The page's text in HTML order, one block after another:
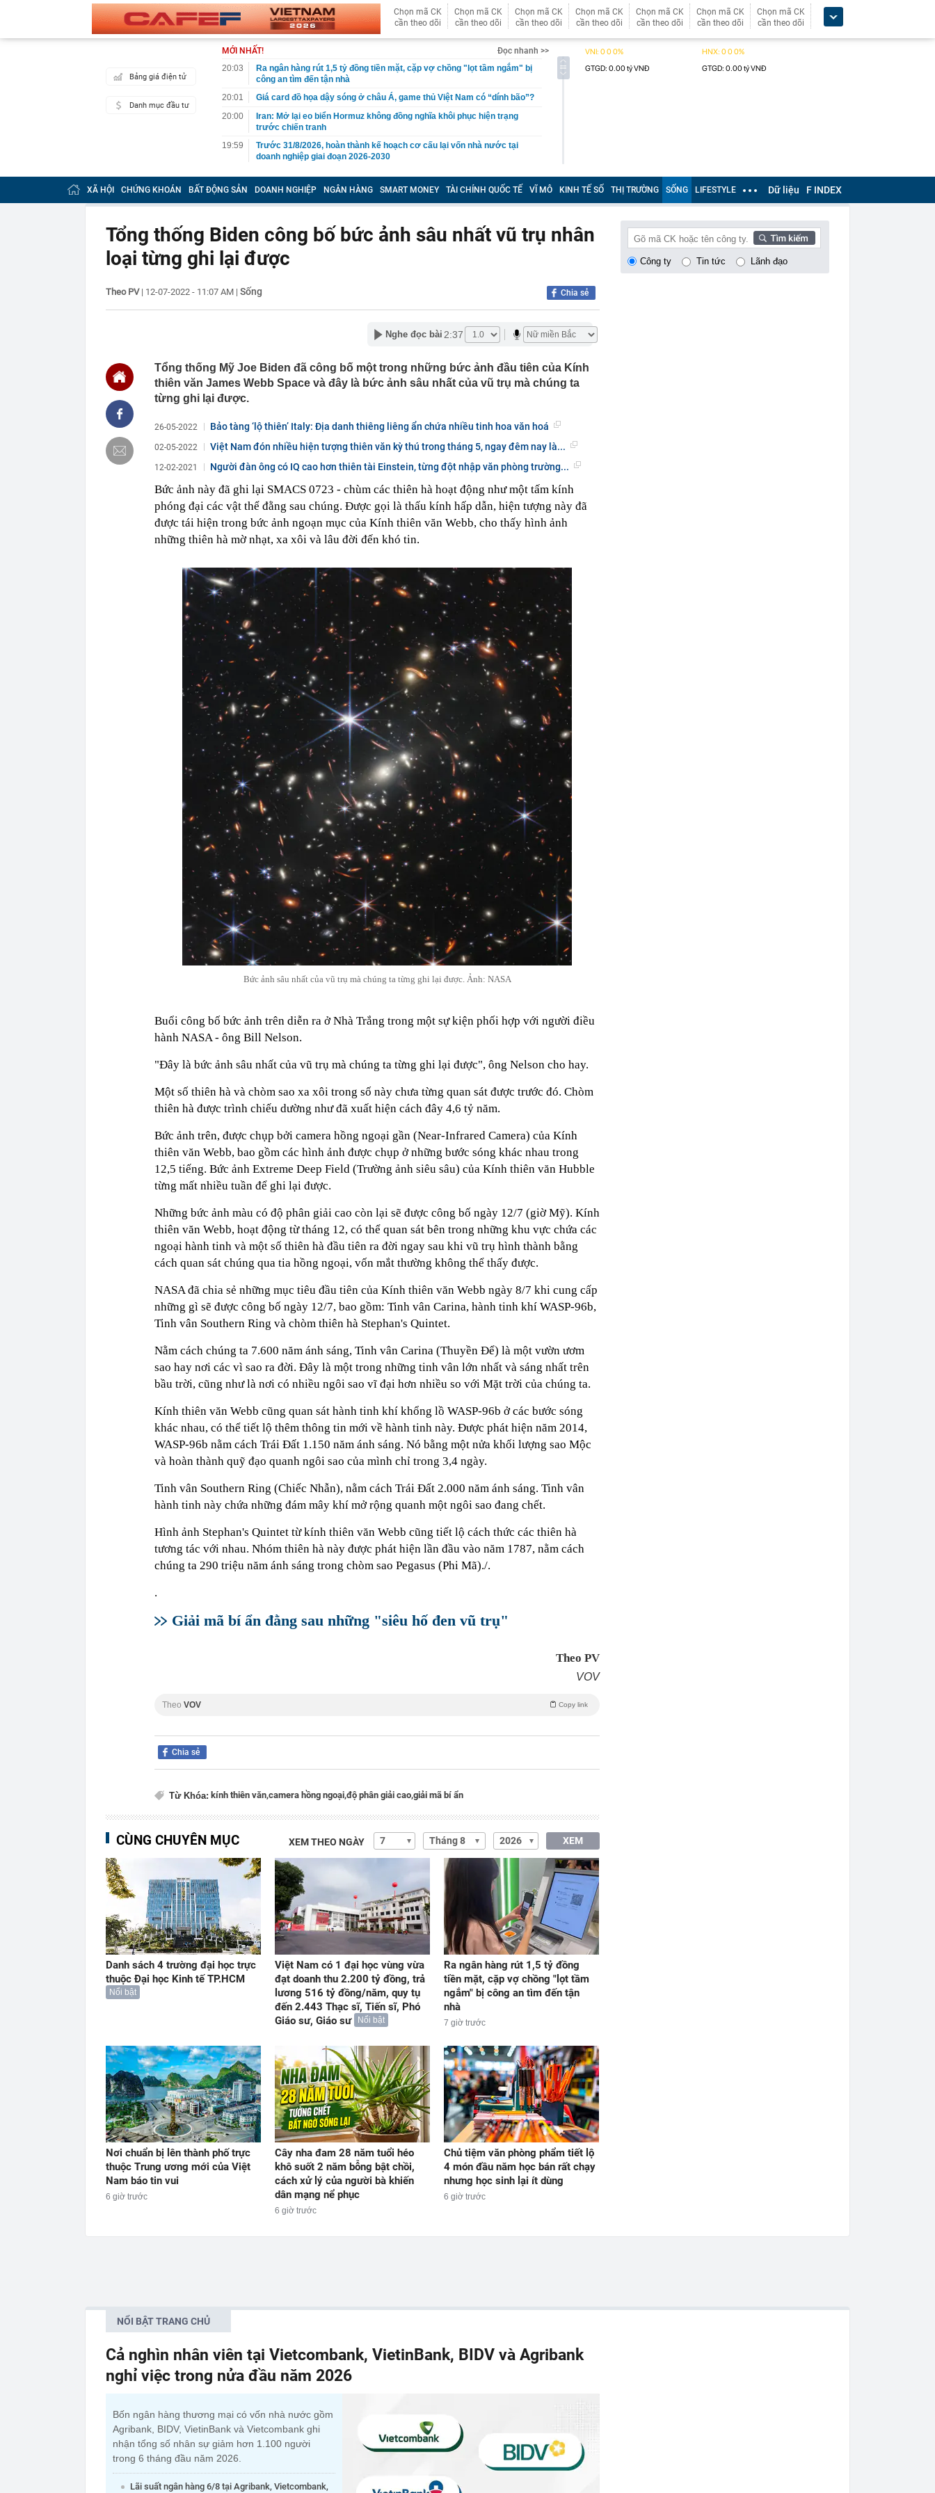
Chọn mã CK
cần theo dõi
Chọn mã CK
cần theo dõi
Chọn mã CK
cần theo dõi
Chọn mã CK
cần theo dõi
Chọn mã CK
cần theo dõi
Chọn mã CK
cần theo dõi
Chọn mã CK
cần theo dõi
Bảng giá điện tử
Danh mục đầu tư
MỚI NHẤT!
Đọc nhanh >>
20:03
Ra ngân hàng rút 1,5 tỷ đồng tiền mặt, cặp vợ chồng "lọt tầm ngắm" bị
công an tìm đến tận nhà
20:01
Giá card đồ họa dậy sóng ở châu Á, game thủ Việt Nam có “dính bão”?
20:00
Iran: Mở lại eo biển Hormuz không đồng nghĩa khôi phục hiện trạng
trước chiến tranh
19:59
Trước 31/8/2026, hoàn thành kế hoạch cơ cấu lại vốn nhà nước tại
doanh nghiệp giai đoạn 2026-2030
19:49
Chuyên gia Phan Anh Tú: Việt Nam không nên vội vàng trước
Campuchia
19:40
Đem đấu giá bộ trang sức kim cương 25 tỷ của bà Trương Mỹ Lan:
19:37
Khánh Sky, Vua Quạt và Hồ Văn Khoa bị khởi tố sau loạt livestream
gây náo loạn mạng xã hội
19:37
Lý do tên lửa đạn đạo Nga liên tục xuyên thủng lưới phòng không
19:37
Nơi chuẩn bị lên thành phố trực thuộc Trung ương mới của Việt Nam
Lãi suất ngân hàng 7/8 tại Agribank, Vietcombank, BIDV, VietinBank,
19:21
Cây nha đam 28 năm tuổi héo khô suốt 2 năm bỗng bật chồi, cách xử
lý của người bà khiến dân mạng nể phục
19:10
nhưng học sinh lại ít dùng
19:00
XSMB 7/8 - Kết quả xổ số miền Bắc hôm nay thứ Sáu ngày 7/8/2026
18:57
Tài khoản ngân hàng chưa từng được sử dụng bất ngờ có số dư 100
18:50
Vì sao phở Hà Nội hay bán hết trước giờ trưa?
18:50
Cách Trung Quốc xử lý 'anh hùng bàn phím' bôi nhọ, xúc phạm cá nhân
18:45
Công an xác minh cọc tiền tổng giá trị 80.000.000 đồng bị bỏ lại ở địa
điểm làm CCCD
gia đình
XÃ HỘI CHỨNG KHOÁN BẤT ĐỘNG SẢN DOANH NGHIỆP NGÂN HÀNG SMART MONEY TÀI CHÍNH QUỐC TẾ VĨ MÔ KINH TẾ SỐ THỊ TRƯỜNG SỐNG LIFESTYLE Dữ liệu F INDEX
Tổng thống Biden công bố bức ảnh sâu nhất vũ trụ nhân
loại từng ghi lại được
Theo PV| 12-07-2022 - 11:07 AM | Sống Chia sẻ
Nghe đọc bài 2:37
Tổng thống Mỹ Joe Biden đã công bố một trong những bức ảnh đầu tiên của Kính
thiên văn James Webb Space và đây là bức ảnh sâu nhất của vũ trụ mà chúng ta
từng ghi lại được.
26-05-2022 Bảo tàng ‘lộ thiên’ Italy: Địa danh thiêng liêng ẩn chứa nhiều tinh hoa văn hoá
02-05-2022 Việt Nam đón nhiều hiện tượng thiên văn kỳ thú trong tháng 5, ngay đêm nay là...
12-02-2021 Người đàn ông có IQ cao hơn thiên tài Einstein, từng đột nhập văn phòng trường...
Bức ảnh này đã ghi lại SMACS 0723 - chùm các thiên hà hoạt động như một tấm kính
phóng đại các vật thể đằng sau chúng. Được gọi là thấu kính hấp dẫn, hiện tượng này đã
được tái hiện trong bức ảnh ngoạn mục của Kính thiên văn Webb, cho thấy hình ảnh
những thiên hà mờ nhạt, xa xôi và lâu đời đến khó tin.
Bức ảnh sâu nhất của vũ trụ mà chúng ta từng ghi lại được. Ảnh: NASA
Buổi công bố bức ảnh trên diễn ra ở Nhà Trắng trong một sự kiện phối hợp với người điều
hành NASA - ông Bill Nelson.
"Đây là bức ảnh sâu nhất của vũ trụ mà chúng ta từng ghi lại được", ông Nelson cho hay.
Một số thiên hà và chòm sao xa xôi trong số này chưa từng quan sát được trước đó. Chòm
thiên hà được trình chiếu dường như đã xuất hiện cách đây 4,6 tỷ năm.
Bức ảnh trên, được chụp bởi camera hồng ngoại gần (Near-Infrared Camera) của Kính
thiên văn Webb, bao gồm các hình ảnh được chụp ở những bước sóng khác nhau trong
12,5 tiếng. Bức ảnh Extreme Deep Field (Trường ảnh siêu sâu) của Kính thiên văn Hubble
từng mất nhiều tuần để ghi lại được.
Những bức ảnh màu có độ phân giải cao còn lại sẽ được công bố ngày 12/7 (giờ Mỹ). Kính
thiên văn Webb, hoạt động từ tháng 12, có thể quan sát bên trong những khu vực chứa các
ngoại hành tinh và một số thiên hà đầu tiên ra đời ngay sau khi vũ trụ hình thành bằng
cách quan sát chúng qua tia hồng ngoại, vốn mắt thường không thể thấy được.
NASA đã chia sẻ những mục tiêu đầu tiên của Kính thiên văn Webb ngày 8/7 khi cung cấp
những gì sẽ được công bố ngày 12/7, bao gồm: Tinh vân Carina, hành tinh khí WASP-96b,
Tinh vân Southern Ring và chòm thiên hà Stephan's Quintet.
Nằm cách chúng ta 7.600 năm ánh sáng, Tinh vân Carina (Thuyền Để) là một vườn ươm
sao hay nơi các vì sao ra đời. Đây là một trong những tinh vân lớn nhất và sáng nhất trên
bầu trời, cũng như là nơi có nhiều ngôi sao vĩ đại hơn nhiều so với Mặt trời của chúng ta.
Kính thiên văn Webb cũng quan sát hành tinh khí khổng lồ WASP-96b ở các bước sóng
khác nhau, có thể tiết lộ thêm thông tin mới về hành tinh này. Được phát hiện năm 2014,
WASP-96b nằm cách Trái Đất 1.150 năm ánh sáng. Nó bằng một nửa khối lượng sao Mộc
và hoàn thành quỹ đạo quanh ngôi sao của mình chỉ trong 3,4 ngày.
Tinh vân Southern Ring (Chiếc Nhẫn), nằm cách Trái Đất 2.000 năm ánh sáng. Tinh vân
hành tinh này chứa những đám mây khí mở rộng quanh một ngôi sao đang chết.
Hình ảnh Stephan's Quintet từ kính thiên văn Webb cũng tiết lộ cách thức các thiên hà
tương tác với nhau. Nhóm thiên hà này được phát hiện lần đầu vào năm 1787, nằm cách
chúng ta 290 triệu năm ánh sáng trong chòm sao Pegasus (Phi Mã)./.
.
Giải mã bí ẩn đằng sau những "siêu hố đen vũ trụ"
Theo PV
VOV
Theo VOV Copy link
Chia sẻ
Từ Khóa: kính thiên văn,camera hồng ngoại,độ phân giải cao,giải mã bí ẩn
CÙNG CHUYÊN MỤC XEM THEO NGÀY XEM
Danh sách 4 trường đại học trực
thuộc Đại học Kinh tế TP.HCM
Nổi bật
Việt Nam có 1 đại học vùng vừa
đạt doanh thu 2.200 tỷ đồng, trả
lương 516 tỷ đồng/năm, quy tụ
đến 2.443 Thạc sĩ, Tiến sĩ, Phó
Giáo sư, Giáo sư
Nổi bật
Ra ngân hàng rút 1,5 tỷ đồng
tiền mặt, cặp vợ chồng "lọt tầm
ngắm" bị công an tìm đến tận
nhà
7 giờ trước
Nơi chuẩn bị lên thành phố trực
thuộc Trung ương mới của Việt
Nam báo tin vui
6 giờ trước
Cây nha đam 28 năm tuổi héo
khô suốt 2 năm bỗng bật chồi,
cách xử lý của người bà khiến
dân mạng nể phục
6 giờ trước
Chủ tiệm văn phòng phẩm tiết lộ
4 món đầu năm học bán rất chạy
nhưng học sinh lại ít dùng
6 giờ trước
Công ty Tin tức Lãnh đạo
NỔI BẬT TRANG CHỦ
Cả nghìn nhân viên tại Vietcombank, VietinBank, BIDV và Agribank
nghỉ việc trong nửa đầu năm 2026
Bốn ngân hàng thương mại có vốn nhà nước gồm
Agribank, BIDV, VietinBank và Vietcombank ghi
nhận tổng số nhân sự giảm hơn 1.100 người
trong 6 tháng đầu năm 2026.
Lãi suất ngân hàng 6/8 tại Agribank, Vietcombank,